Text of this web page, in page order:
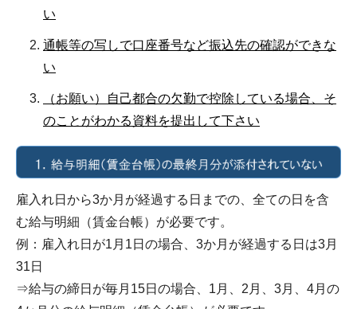
い
通帳等の写しで口座番号など振込先の確認ができな
い
（お願い）自己都合の欠勤で控除している場合、そ
のことがわかる資料を提出して下さい
雇入れ日から3か月が経過する日までの、全ての日を含
む給与明細（賃金台帳）が必要です。
例：雇入れ日が1月1日の場合、3か月が経過する日は3月
31日
⇒給与の締日が毎月15日の場合、1月、2月、3月、4月の